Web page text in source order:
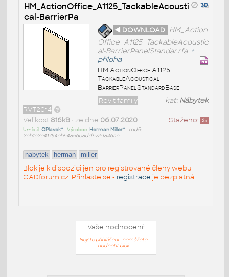
HM_ActionOffice_A1125_TackableAcousti
cal-BarrierPa
◄ DOWNLOAD HM_Action
Office_A1125_TackableAcoustic
al-BarrierPanelStandar.rfa +
příloha
HM ActionOffice A1125
TackableAcoustical-
BarrierPanelStandardBase
kat:Nábytek
Revit family
RVT2014
Staženo: 2x
Velikost 816kB• ze dne 06.07.2020
Umístil:OPlavek^ • Výrobce: Herman Miller^ • md5:
2cb1c2e41754eb64856c8dd6729846ac
nabytek herman miller
Blok je k dispozici jen pro registrované členy webu
CADforum.cz. Přihlaste se - registrace je bezplatná.
Vaše hodnocení:
Nejste přihlášeni - nemůžete
hodnotit blok